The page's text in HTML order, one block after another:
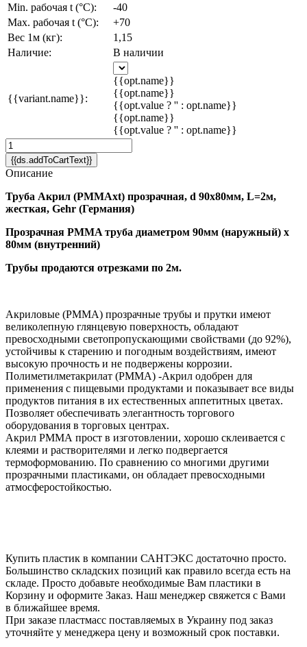
Min. рабочая t (°C):
-40
Max. рабочая t (°C):
+70
Вес 1м (кг):
1,15
Наличие:
В наличии
{{variant.name}}:
{{opt.name}}
{{opt.name}}
{{opt.value ? '' : opt.name}}
{{opt.name}}
{{opt.value ? '' : opt.name}}
{{ds.addToCartText}}
Описание
Труба Акрил (PMMAxt) прозрачная, d 90х80мм, L=2м,
жесткая, Gehr (Германия)
Прозрачная PMMA труба диаметром 90мм (наружный) х
80мм (внутренний)
Трубы продаются отрезками по 2м.
Акриловые (PMMA) прозрачные трубы и прутки имеют
великолепную глянцевую поверхность, обладают
превосходными светопропускающими свойствами (до 92%),
устойчивы к старению и погодным воздействиям, имеют
высокую прочность и не подвержены коррозии.
Полиметилметакрилат (PMMA) -Акрил одобрен для
применения с пищевыми продуктами и показывает все виды
продуктов питания в их естественных аппетитных цветах.
Позволяет обеспечивать элегантность торгового
оборудования в торговых центрах.
Акрил PMMA прост в изготовлении, хорошо склеивается с
клеями и растворителями и легко подвергается
термоформованию. По сравнению со многими другими
прозрачными пластиками, он обладает превосходными
атмосферостойкостью.
Купить пластик в компании САНТЭКС достаточно просто.
Большинство складских позиций как правило всегда есть на
складе. Просто добавьте необходимые Вам пластики в
Корзину и оформите Заказ. Наш менеджер свяжется с Вами
в ближайшее время.
При заказе пластмасс поставляемых в Украину под заказ
уточняйте у менеджера цену и возможный срок поставки.